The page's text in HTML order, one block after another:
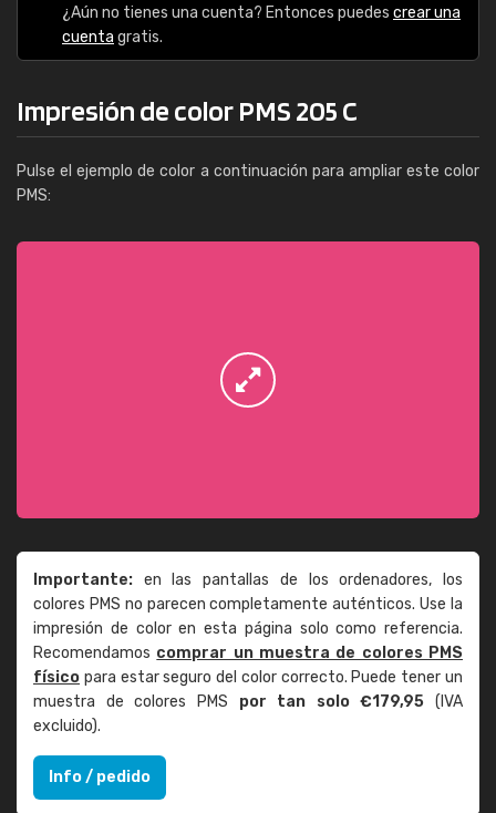
¿Aún no tienes una cuenta? Entonces puedes crear una
cuenta gratis.
Impresión de color PMS 205 C
Pulse el ejemplo de color a continuación para ampliar este color
PMS:
Importante: en las pantallas de los ordenadores, los
colores PMS no parecen completamente auténticos. Use la
impresión de color en esta página solo como referencia.
Recomendamos comprar un muestra de colores PMS
físico para estar seguro del color correcto. Puede tener un
muestra de colores PMS por tan solo €179,95 (IVA
excluido).
Info / pedido